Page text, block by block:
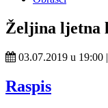
Željina ljetna
03.07.2019 u 19:00 |
Raspis